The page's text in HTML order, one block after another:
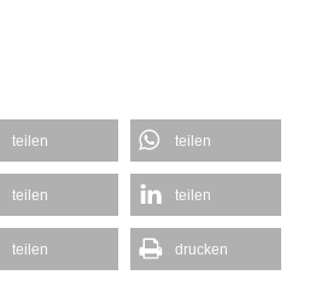
teilen teilen
teilen teilen
teilen drucken